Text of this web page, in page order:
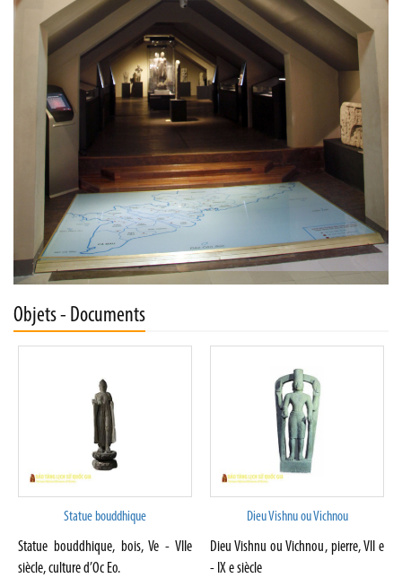
Objets - Documents
Statue bouddhique
Statue bouddhique, bois, Ve - VIIe
siècle, culture d’Oc Eo.
Dieu Vishnu ou Vichnou
Dieu Vishnu ou Vichnou, pierre, VII e
- IX e siècle